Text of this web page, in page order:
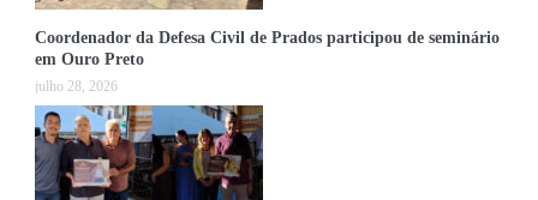
Coordenador da Defesa Civil de Prados participou de seminário
em Ouro Preto
julho 28, 2026